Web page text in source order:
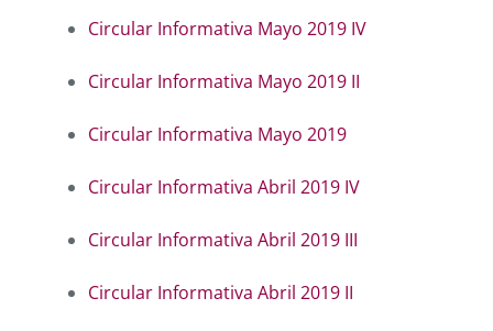
Circular Informativa Mayo 2019 IV
Circular Informativa Mayo 2019 II
Circular Informativa Mayo 2019
Circular Informativa Abril 2019 IV
Circular Informativa Abril 2019 III
Circular Informativa Abril 2019 II